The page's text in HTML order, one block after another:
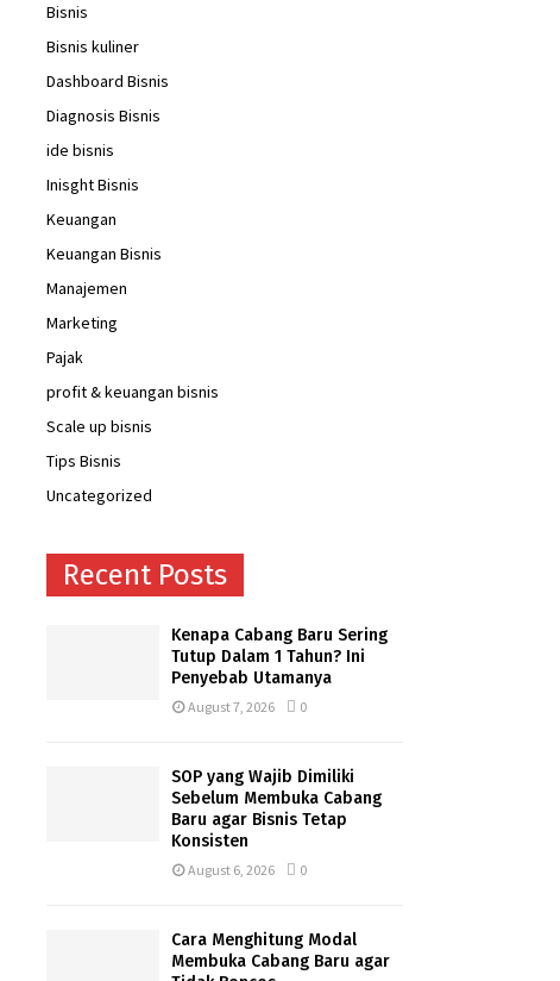
Bisnis
Bisnis kuliner
Dashboard Bisnis
Diagnosis Bisnis
ide bisnis
Inisght Bisnis
Keuangan
Keuangan Bisnis
Manajemen
Marketing
Pajak
profit & keuangan bisnis
Scale up bisnis
Tips Bisnis
Uncategorized
Recent Posts
Kenapa Cabang Baru Sering
Tutup Dalam 1 Tahun? Ini
Penyebab Utamanya
August 7, 2026 0
SOP yang Wajib Dimiliki
Sebelum Membuka Cabang
Baru agar Bisnis Tetap
Konsisten
August 6, 2026 0
Cara Menghitung Modal
Membuka Cabang Baru agar